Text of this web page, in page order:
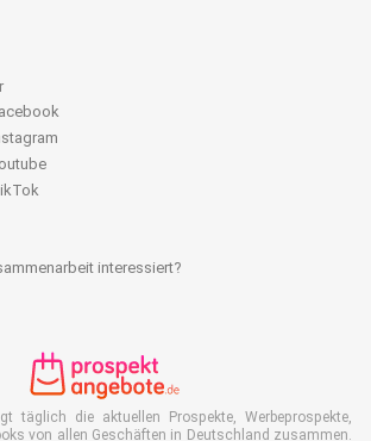
interessiert?
täglich die aktuellen Prospekte, Werbeprospekte,
von allen Geschäften in Deutschland zusammen.